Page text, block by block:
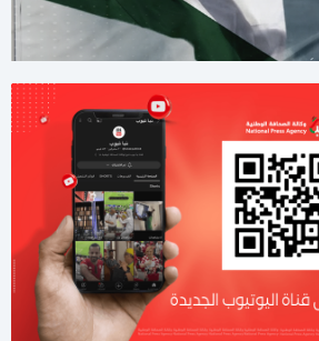
مقتل جنديبن إسرائيليين وإصابة 7 آخرين بعضهم بجراح خطيرة
يفاقم انهيار القطاع الصحي في غزة
نقص حاد في الصواريخ الاعتراضية
في انتظار رد رسمي من ملادينوف حول